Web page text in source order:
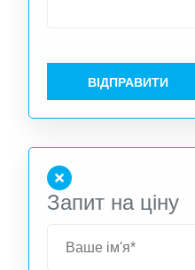
потужний зарядний
реалізувати необхідний
100% незбалансованої
показаннями
ланцюги статичного
ВІДПРАВИТИ
Запит на ціну